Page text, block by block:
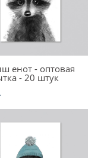
енот - оптовая
- 20 штук